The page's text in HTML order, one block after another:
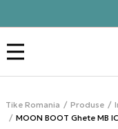
Tike Romania Produse
MOON BOOT Ghete MB